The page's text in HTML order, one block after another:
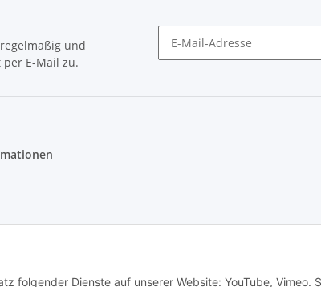
folgender Dienste auf unserer Website: YouTube, Vimeo.
regelmäßig und
E-Mail zu.